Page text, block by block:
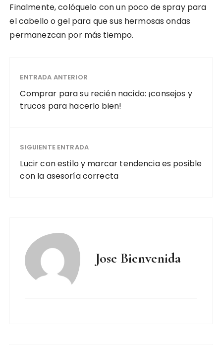
Finalmente, colóquelo con un poco de spray para
el cabello o gel para que sus hermosas ondas
permanezcan por más tiempo.
ENTRADA ANTERIOR
Comprar para su recién nacido: ¡consejos y
trucos para hacerlo bien!
SIGUIENTE ENTRADA
Lucir con estilo y marcar tendencia es posible
con la asesoría correcta
Jose Bienvenida